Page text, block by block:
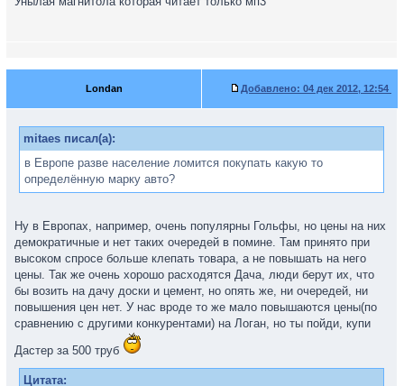
Londan Добавлено: 04 дек 2012, 12:54
mitaes писал(а):
в Европе разве население ломится покупать какую то
определённую марку авто?
Ну в Европах, например, очень популярны Гольфы, но цены на них
демократичные и нет таких очередей в помине. Там принято при
высоком спросе больше клепать товара, а не повышать на него
цены. Так же очень хорошо расходятся Дача, люди берут их, что
бы возить на дачу доски и цемент, но опять же, ни очередей, ни
повышения цен нет. У нас вроде то же мало повышаются цены(по
сравнению с другими конкурентами) на Логан, но ты пойди, купи
Дастер за 500 труб
Цитата: